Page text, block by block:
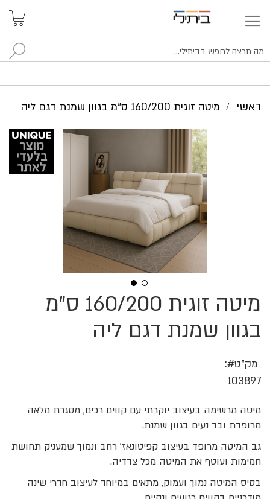
ראשי מיטה זוגית 160/200 ס"מ בגוון שמנת דגם ליה
מיטה זוגית 160/200 ס"מ
בגוון שמנת דגם ליה
מק״ט
103897
מיטה מרשימה בעיצוב יוקרתי עם קווים רכים, מסגרת מלאה
מרופדת ובד נעים בגוון שמנת.
גב המיטה מרופד בעיצוב קפיטונאז’ רחב ונמוך שמעניק תחושת
חמימות ועוטף את המיטה מכל צדדיה.
בסיס המיטה נמוך ועמוק, מתאים במיוחד לעיצוב חדרי שינה
לדלג
להתחלה
גלריית